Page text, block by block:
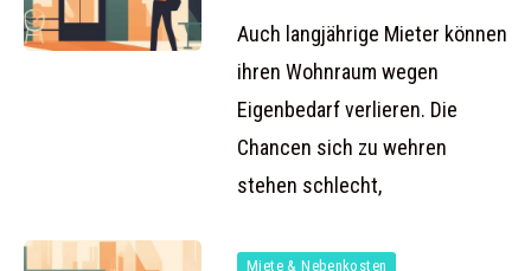
Auch langjährige Mieter können
ihren Wohnraum wegen
Eigenbedarf verlieren. Die
Chancen sich zu wehren
stehen schlecht,
Miete & Nebenkosten